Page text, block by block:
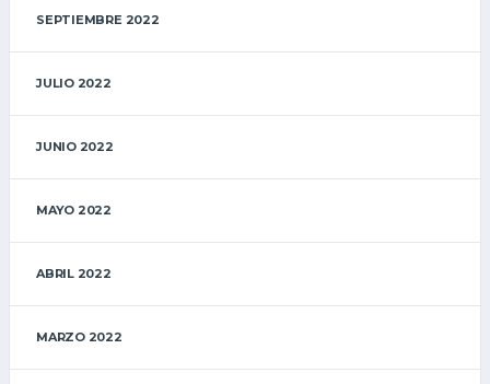
SEPTIEMBRE 2022
JULIO 2022
JUNIO 2022
MAYO 2022
ABRIL 2022
MARZO 2022